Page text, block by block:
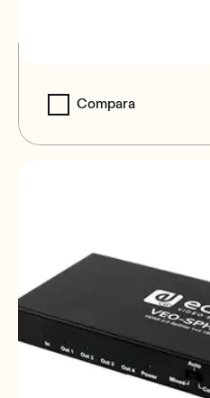
VEO-SPH42
Compara